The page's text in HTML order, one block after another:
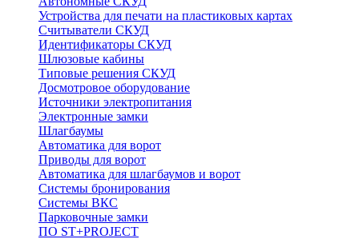
Устройства для печати на пластиковых картах
Считыватели СКУД
Идентификаторы СКУД
Шлюзовые кабины
Типовые решения СКУД
Досмотровое оборудование
Источники электропитания
Электронные замки
Шлагбаумы
Автоматика для ворот
Приводы для ворот
Автоматика для шлагбаумов и ворот
Системы бронирования
Системы ВКС
Парковочные замки
ПО ST+PROJECT